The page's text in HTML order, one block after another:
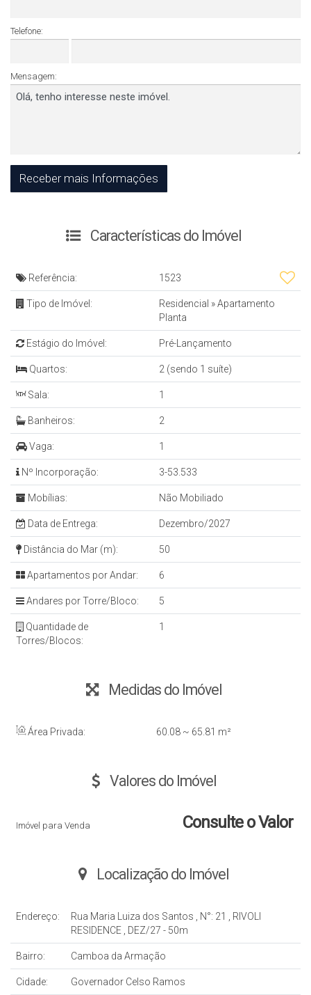
Telefone:
Mensagem:
Características do Imóvel
Referência: 1523
Tipo de Imóvel: Residencial »Apartamento
Planta
Estágio do Imóvel: Pré-Lançamento
Quartos: 2 (sendo 1 suíte)
Sala: 1
Banheiros: 2
Vaga: 1
Nº Incorporação: 3-53.533
Mobílias: Não Mobiliado
Data de Entrega: Dezembro/2027
Distância do Mar (m): 50
Apartamentos por Andar: 6
Andares por Torre/Bloco: 5
Quantidade de
Torres/Blocos:
1
Medidas do Imóvel
Área Privada: 60.08 ~ 65.81 m²
Valores do Imóvel
Consulte o Valor
Imóvel para Venda
Localização do Imóvel
Endereço: Rua Maria Luiza dos Santos , N°: 21 , RIVOLI
RESIDENCE , DEZ/27 - 50m
Bairro: Camboa da Armação
Cidade: Governador Celso Ramos